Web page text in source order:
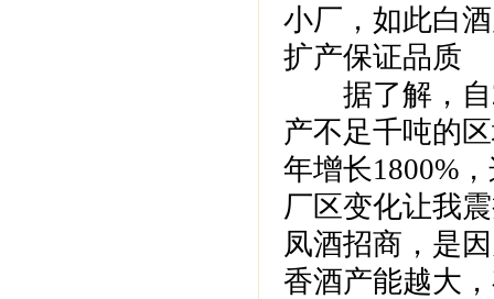
小厂，如此白
扩产保证品质
据了解，自
产不足千吨的
年增长1800%
厂区变化让我
凤酒招商，是
香酒产能越大